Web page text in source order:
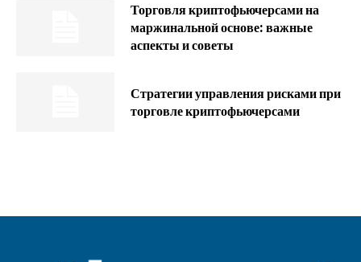
Торговля криптофьючерсами на
маржинальной основе: важные
аспекты и советы
Стратегии управления рисками при
торговле криптофьючерсами